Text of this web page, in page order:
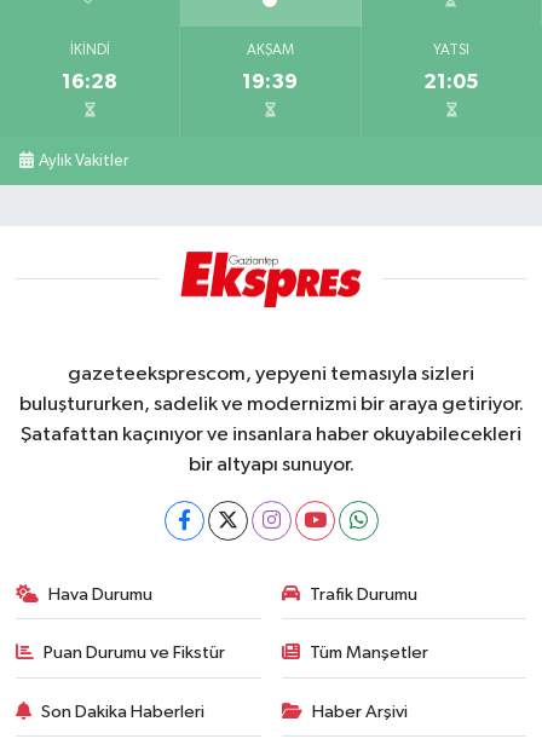
İKINDI
16:28
AKŞAM
19:39
YATSI
21:05
Aylık Vakitler
gazeteeksprescom, yepyeni temasıyla sizleri
buluştururken, sadelik ve modernizmi bir araya getiriyor.
Şatafattan kaçınıyor ve insanlara haber okuyabilecekleri
bir altyapı sunuyor.
Hava Durumu Trafik Durumu
Puan Durumu ve Fikstür Tüm Manşetler
Son Dakika Haberleri Haber Arşivi